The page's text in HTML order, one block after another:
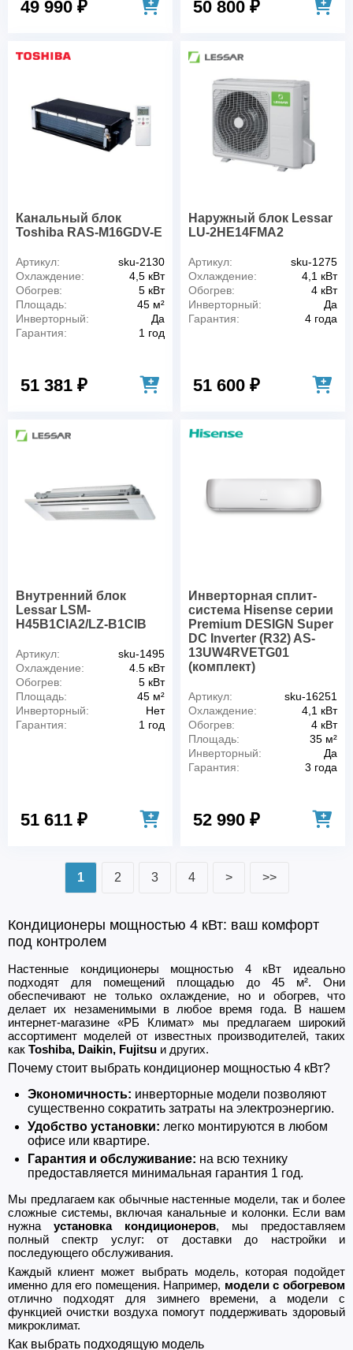
49 990 ₽ 50 800 ₽
Канальный блок
Toshiba RAS-M16GDV-E
Артикул:
sku-2130
Охлаждение:
4,5 кВт
Обогрев:
5 кВт
Площадь:
45 м²
Инверторный:
Да
Гарантия:
1 год
51 381 ₽
Наружный блок Lessar
LU-2HE14FMA2
Артикул:
sku-1275
Охлаждение:
4,1 кВт
Обогрев:
4 кВт
Инверторный:
Да
Гарантия:
4 года
51 600 ₽
Внутренний блок
Lessar LSM-
H45B1CIA2/LZ-B1CIB
Артикул:
sku-1495
Охлаждение:
4.5 кВт
Обогрев:
5 кВт
Площадь:
45 м²
Инверторный:
Нет
Гарантия:
1 год
51 611 ₽
Инверторная сплит-
система Hisense серии
Premium DESIGN Super
DC Inverter (R32) AS-
13UW4RVETG01
(комплект)
Артикул:
sku-16251
Охлаждение:
4,1 кВт
Обогрев:
4 кВт
Площадь:
35 м²
Инверторный:
Да
Гарантия:
3 года
52 990 ₽
1 2 3 4 > >>
Кондиционеры мощностью 4 кВт: ваш комфорт
под контролем
Настенные кондиционеры мощностью 4 кВт идеально
подходят для помещений площадью до 45 м². Они
обеспечивают не только охлаждение, но и обогрев, что
делает их незаменимыми в любое время года. В нашем
интернет-магазине «РБ Климат» мы предлагаем широкий
ассортимент моделей от известных производителей, таких
как Toshiba, Daikin, Fujitsu и других.
Почему стоит выбрать кондиционер мощностью 4 кВт?
Экономичность: инверторные модели позволяют
существенно сократить затраты на электроэнергию.
Удобство установки: легко монтируются в любом
офисе или квартире.
Гарантия и обслуживание: на всю технику
предоставляется минимальная гарантия 1 год.
Мы предлагаем как обычные настенные модели, так и более
сложные системы, включая канальные и колонки. Если вам
нужна установка кондиционеров, мы предоставляем
полный спектр услуг: от доставки до настройки и
последующего обслуживания.
Каждый клиент может выбрать модель, которая подойдет
именно для его помещения. Например, модели с обогревом
отлично подходят для зимнего времени, а модели с
функцией очистки воздуха помогут поддерживать здоровый
микроклимат.
Как выбрать подходящую модель